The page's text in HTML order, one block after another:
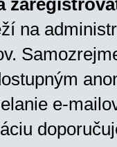
na
e-